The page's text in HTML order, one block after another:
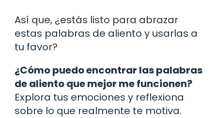
Así que, ¿estás listo para abrazar
estas palabras de aliento y usarlas a
tu favor?
¿Cómo puedo encontrar las palabras
de aliento que mejor me funcionen?
Explora tus emociones y reflexiona
sobre lo que realmente te motiva.